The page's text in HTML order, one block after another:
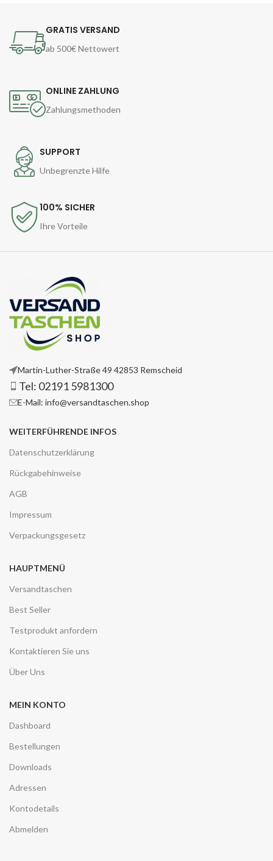
GRATIS VERSAND
ab 500€ Nettowert
ONLINE ZAHLUNG
Zahlungsmethoden
SUPPORT
Unbegrenzte Hilfe
100% SICHER
Ihre Vorteile
Martin-Luther-Straße 49 42853 Remscheid
Tel: 02191 5981300
E-Mail: info@versandtaschen.shop
WEITERFÜHRENDE INFOS
Datenschutzerklärung
Rückgabehinweise
AGB
Impressum
Verpackungsgesetz
HAUPTMENÜ
Versandtaschen
Best Seller
Testprodukt anfordern
Kontaktieren Sie uns
Über Uns
MEIN KONTO
Dashboard
Bestellungen
Downloads
Adressen
Kontodetails
Abmelden